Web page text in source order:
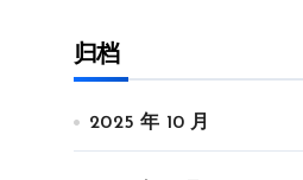
归档
2025 年 10 月